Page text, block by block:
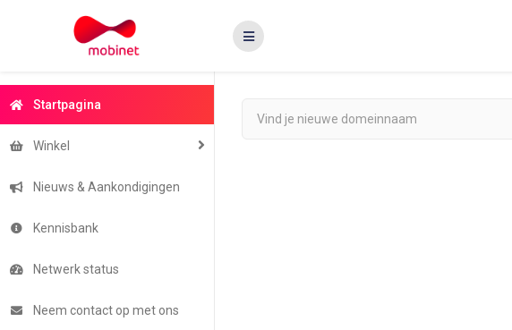
Startpagina
Winkel
Nieuws & Aankondigingen
Kennisbank
Netwerk status
Neem contact op met ons